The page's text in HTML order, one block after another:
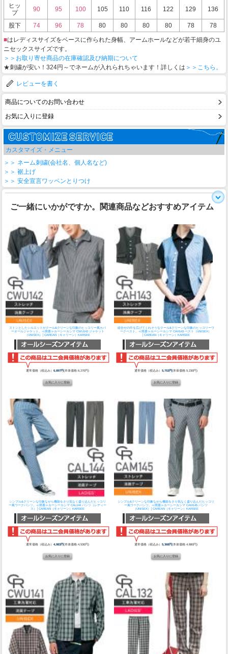
ヒッ
プ
90 95 100 105 110 116 122 129 136
股下 74 96 78 80 80 80 80 78
78
■はレディスサイズをベースに作られた身幅、アームホールなどが若干細身のユ
ニセックスサイズです。
＞＞お取り寄せ商品の在庫確認及び納期について
★刺繍が安い！324円～でネームが入れられちゃいます！詳しくは ＞＞こちら。
レビューを書く
商品についてのお問い合わせ
お気に入りに登録
カスタマイズ・メニュー
＞＞ ネーム刺繍(会社名、個人名など)
＞＞ 裾上げ
＞＞ 安全宣言ワッペンとりつけ
ご一緒にいかがですか。関連商品などおすすめアイテム
ストンとしたシルエットがクール&クリーンな印象のヒッコリー風カバ
ーオールジャケット。 ≪廃番≫カーシーカシマ CWU142 ジャケット
（UNISEX）│CAREAN（キャリーン）KARSEE
通常価格（税込み）6,897円(本体価格:6,270円)
組合せの巾を広げてくれそうなクール&クリーンな印象のヒッコリーワ
ークベスト。≪廃番≫カーシーカシマ CAH143 ベスト（UNISEX）
│CAREAN（キャリーン）KARSEE
通常価格（税込み） 5,753円(本体価格:5,230円)
シンプル&クリーンな印象ながら機能をさり気なく盛り込んだヒッコリ
ー風ワークパンツ。≪廃番≫カーシーカシマ CAL144 パンツ（レディー
ス）│CAREAN（キャリーン）KARSEE
通常価格（税込み）4,983円(本体価格:4,530円)
シンプル&クリーンな印象ながら機能をさり気なく盛り込んだヒッコリ
ー風ワークパンツ。 ≪廃番≫カーシーカシマ CAM145 パンツ
（UNISEX）│CAREAN（キャリーン）KARSEE
通常価格（税込み） 5,368円(本体価格:4,880円)